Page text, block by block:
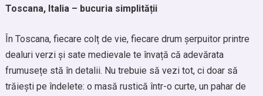
Toscana, Italia – bucuria simplității
În Toscana, fiecare colț de vie, fiecare drum șerpuitor printre
dealuri verzi și sate medievale te învață că adevărata
frumusețe stă în detalii. Nu trebuie să vezi tot, ci doar să
trăiești pe îndelete: o masă rustică într-o curte, un pahar de